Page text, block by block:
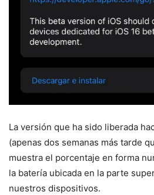
La versión que ha sido liberada
(apenas dos semanas más tarde
muestra el porcentaje en forma
la batería ubicada en la parte
nuestros dispositivos.